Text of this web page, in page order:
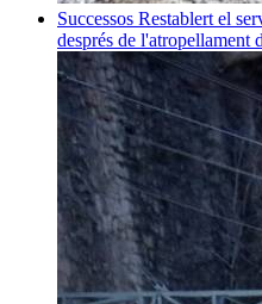
Successos Restablert el
després de l'atropellament